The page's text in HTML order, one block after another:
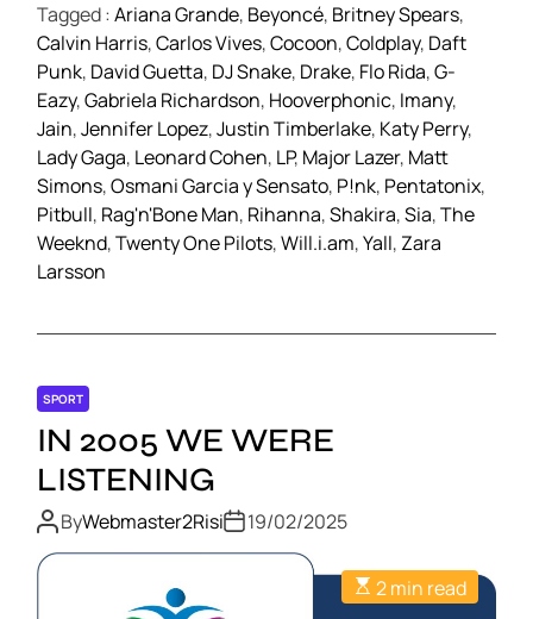
Tagged :Ariana Grande, Beyoncé, Britney Spears,
Calvin Harris,Carlos Vives,Cocoon,Coldplay, Daft
Punk, David Guetta, DJ Snake, Drake, Flo Rida,G-
Eazy,Gabriela Richardson, Hooverphonic, Imany,
Jain,Jennifer Lopez,Justin Timberlake, Katy Perry,
Lady Gaga, Leonard Cohen, LP, Major Lazer, Matt
Simons,Osmani Garcia y Sensato, P!nk, Pentatonix,
Pitbull, Rag'n'Bone Man, Rihanna,Shakira,Sia,The
Weeknd,Twenty One Pilots,Will.i.am,Yall, Zara
Larsson
SPORT
IN 2005 WE WERE
LISTENING
ByWebmaster2Risi 19/02/2025
2 min read